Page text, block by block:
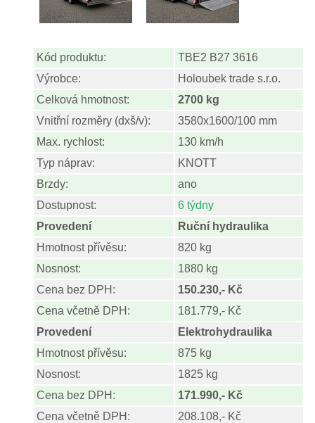
Kód produktu:
TBE2 B27 3616
Výrobce:
Holoubek trade s.r.o.
Celková hmotnost:
2700 kg
Vnitřní rozměry (dxš/v):
3580x1600/100 mm
Max. rychlost:
130 km/h
Typ náprav:
KNOTT
Brzdy:
ano
Dostupnost:
6 týdny
Provedení
Ruční hydraulika
Hmotnost přívěsu:
820 kg
Nosnost:
1880 kg
Cena bez DPH:
150.230,- Kč
Cena včetně DPH:
181.779,- Kč
Provedení
Elektrohydraulika
Hmotnost přívěsu:
875 kg
Nosnost:
1825 kg
Cena bez DPH:
171.990,- Kč
Cena včetně DPH:
208.108,- Kč